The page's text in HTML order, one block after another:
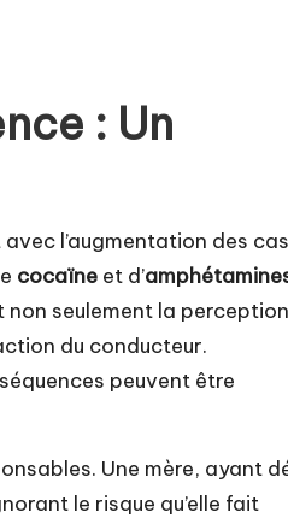
: Un
l’augmentation des cas
cocaïne et d’
seulement la perception
du conducteur.
peuvent être
Une mère, ayant
le risque qu’elle fait